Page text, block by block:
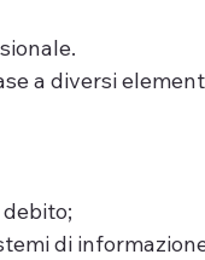
a diversi
di